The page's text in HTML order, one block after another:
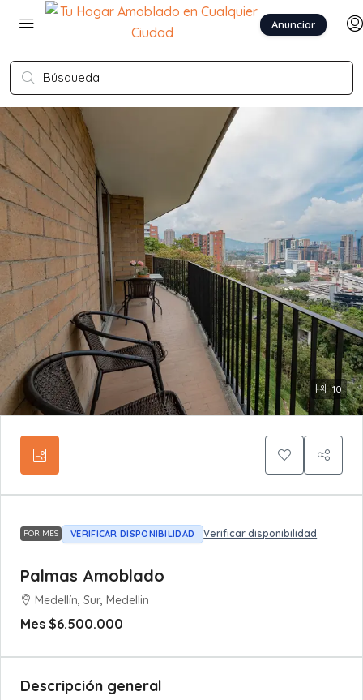
Anunciar
10
POR MES VERIFICAR DISPONIBILIDAD Verificar disponibilidad
Palmas Amoblado
Medellín, Sur, Medellin
Mes $6.500.000
Descripción general